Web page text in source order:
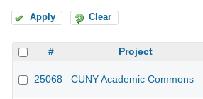
Apply Clear
# Project
25068 CUNY Academic Commons